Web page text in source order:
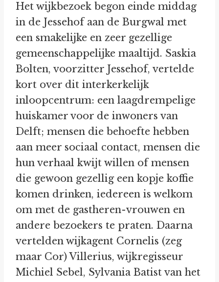
Het wijkbezoek begon einde middag
in de Jessehof aan de Burgwal met
een smakelijke en zeer gezellige
gemeenschappelijke maaltijd. Saskia
Bolten, voorzitter Jessehof, vertelde
kort over dit interkerkelijk
inloopcentrum: een laagdrempelige
huiskamer voor de inwoners van
Delft; mensen die behoefte hebben
aan meer sociaal contact, mensen die
hun verhaal kwijt willen of mensen
die gewoon gezellig een kopje koffie
komen drinken, iedereen is welkom
om met de gastheren-vrouwen en
andere bezoekers te praten. Daarna
vertelden wijkagent Cornelis (zeg
maar Cor) Villerius, wijkregisseur
Michiel Sebel, Sylvania Batist van het